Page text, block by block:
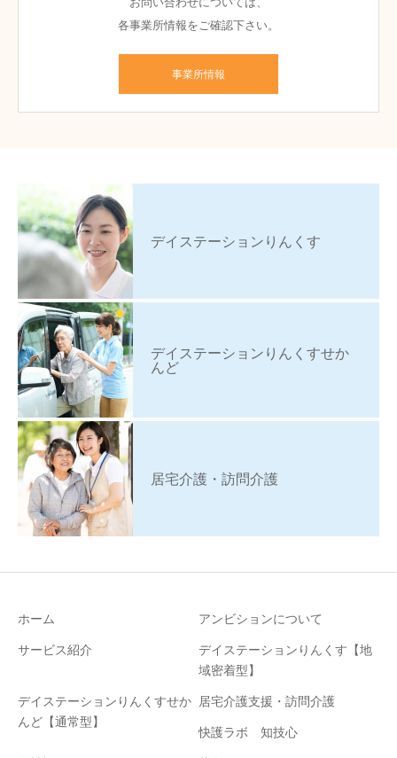
各事業所情報をご確認下さい。
事業所情報
デイステーションりんくす
デイステーションりんくすせか
んど
居宅介護・訪問介護
ホーム
アンビションについて
サービス紹介
デイステーションりんくす【地
域密着型】
デイステーションりんくすせか
んど【通常型】
居宅介護支援・訪問介護
快護ラボ 知技心